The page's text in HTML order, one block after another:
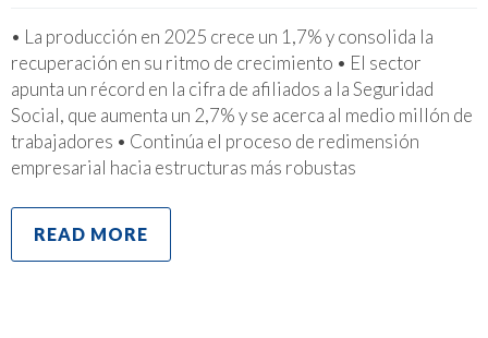
• La producción en 2025 crece un 1,7% y consolida la
recuperación en su ritmo de crecimiento • El sector
apunta un récord en la cifra de afiliados a la Seguridad
Social, que aumenta un 2,7% y se acerca al medio millón de
trabajadores • Continúa el proceso de redimensión
empresarial hacia estructuras más robustas
READ MORE